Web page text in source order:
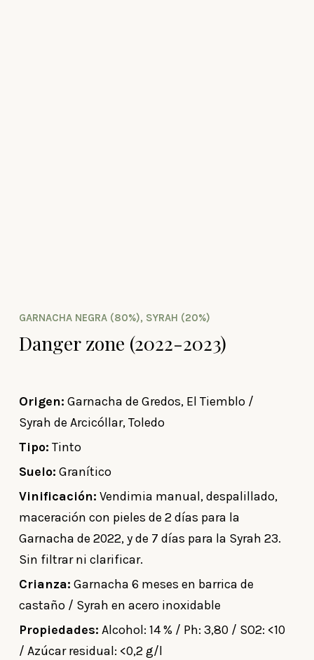
GARNACHA NEGRA (80%), SYRAH (20%)
Danger zone (2022-2023)
Origen: Garnacha de Gredos, El Tiemblo /
Syrah de Arcicóllar, Toledo
Tipo: Tinto
Suelo: Granítico
Vinificación: Vendimia manual, despalillado,
maceración con pieles de 2 días para la
Garnacha de 2022, y de 7 días para la Syrah 23.
Sin filtrar ni clarificar.
Crianza: Garnacha 6 meses en barrica de
castaño / Syrah en acero inoxidable
Propiedades: Alcohol: 14 % / Ph: 3,80 / SO2: <10
/ Azúcar residual: <0,2 g/l